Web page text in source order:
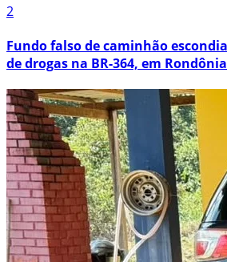
2
Fundo falso de caminhão
de drogas na BR-364, em Rondônia